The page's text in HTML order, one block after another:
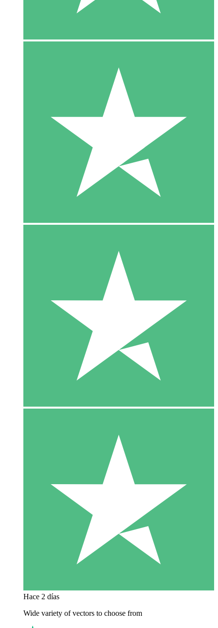
Hace 2 días
Wide variety of vectors to choose from